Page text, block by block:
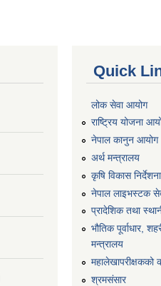
Quick
लोक सेवा आयोग
राष्ट्रिय योजना
नेपाल कानुन आयोग
अर्थ मन्त्रालय
कृषि विकास
नेपाल लाइभस्टक
प्रादेशिक तथा
भौतिक पूर्वाधार,
मन्त्रालय
महालेखापरीक्षकको
श्रमसंसार